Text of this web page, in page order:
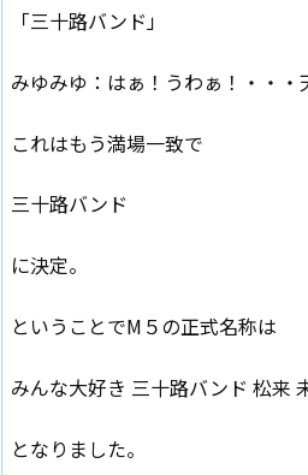
「三十路バンド」
みゆみゆ：はぁ！うわぁ！・・・
これはもう満場一致で
三十路バンド
に決定。
ということでM５の正式名称は
みんな大好き 三十路バンド 松来
となりました。